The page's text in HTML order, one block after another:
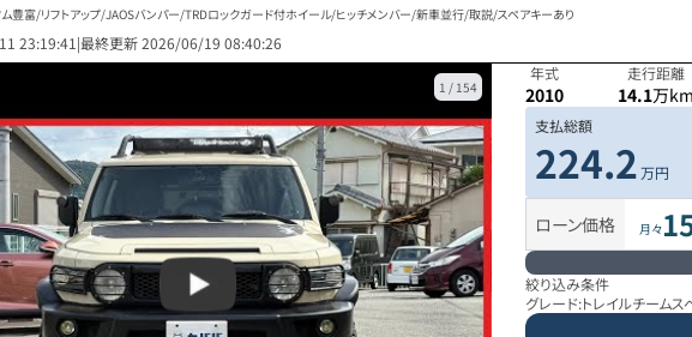
豊富/リフトアップ/JAOSバンパー/TRDロックガード付ホイール/ヒッチメンバー/新車並行/取説/スペアキーあり
23:19:41 |最終更新2026/06/19 08:40:26
1 / 154
年式
2010
走行距離
14.1万km
支払総額
224.2万円
ローン価格 月々
絞り込み条件
グレード:トレイルチームス